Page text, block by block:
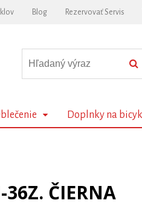
Blog Rezervovať Servis
Doplnky na
ČIERNA